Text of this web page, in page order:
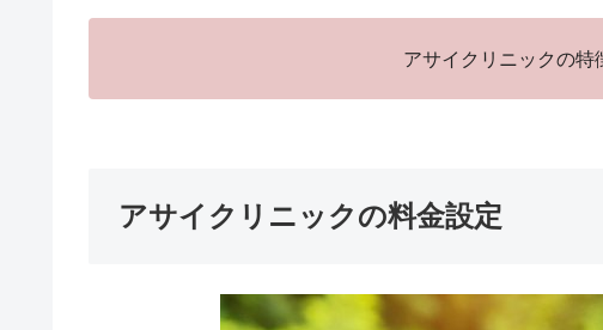
アサイクリニックの特
アサイクリニックの料金設定